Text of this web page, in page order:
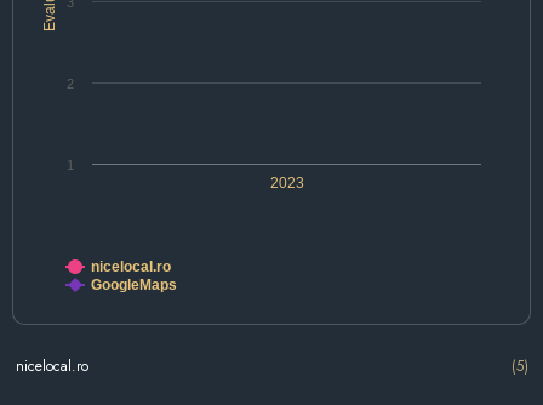
2023
1
2
nicelocal.ro
GoogleMaps
nicelocal.ro (5)